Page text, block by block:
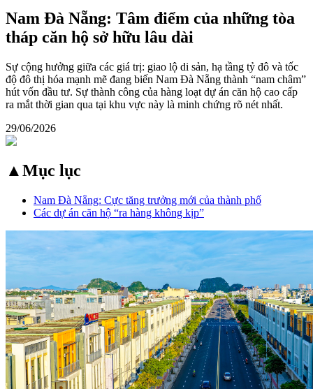
Nam Đà Nẵng: Tâm điểm của những tòa
tháp căn hộ sở hữu lâu dài
Sự cộng hưởng giữa các giá trị: giao lộ di sản, hạ tầng tỷ đô và tốc
độ đô thị hóa mạnh mẽ đang biến Nam Đà Nẵng thành “nam châm”
hút vốn đầu tư. Sự thành công của hàng loạt dự án căn hộ cao cấp
ra mắt thời gian qua tại khu vực này là minh chứng rõ nét nhất.
29/06/2026
▲Mục lục
Nam Đà Nẵng: Cực tăng trưởng mới của thành phố
Các dự án căn hộ “ra hàng không kịp”